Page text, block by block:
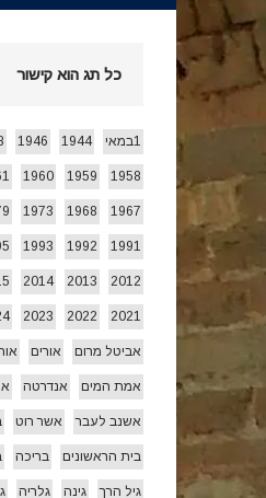
כל תג הוא קישור
1במאי 1944
1946
1958
1959
1960
1967
1968
1973
1991
1992
1993
2012
2013
2014
2021
2022
2023
אביטל מרום אורים
אמת המים אנדרטה
אשנב לעבר אשר רוט
בית הראשונים בריכה
גיל הרך גינה גלריה